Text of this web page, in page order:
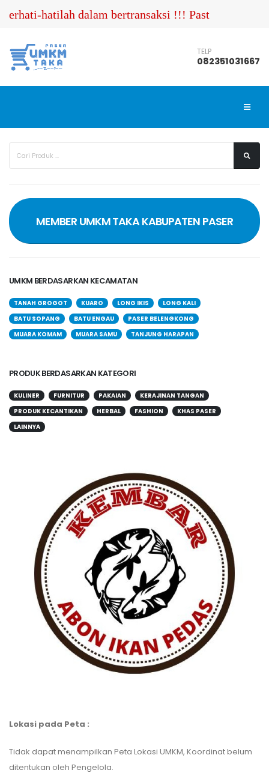
hatilah dalam bertransaksi !!! Pastikan Anda
TELP
082351031667
MEMBER UMKM TAKA KABUPATEN PASER
UMKM BERDASARKAN KECAMATAN
TANAH GROGOT KUARO LONG IKIS
LONG KALI
BATU SOPANG
BATU ENGAU
PASER BELENGKONG
MUARA KOMAM
MUARA SAMU TANJUNG HARAPAN
PRODUK BERDASARKAN KATEGORI
KULINER FURNITUR PAKAIAN
KERAJINAN TANGAN
PRODUK KECANTIKAN
HERBAL FASHION
KHAS PASER
LAINNYA
Lokasi pada Peta :
Tidak dapat menampilkan Peta Lokasi UMKM, Koordinat belum
ditentukan oleh Pengelola.